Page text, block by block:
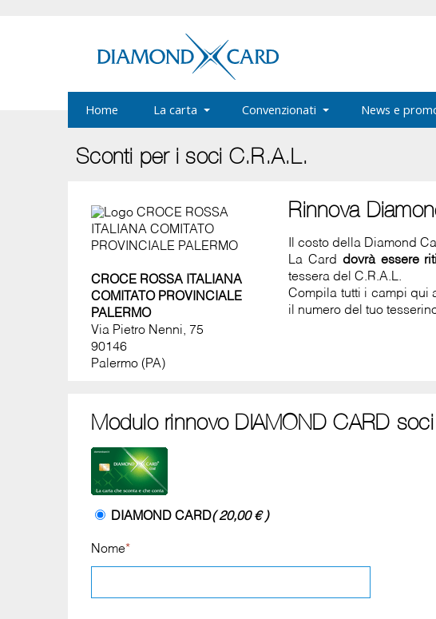
Home La carta Convenzionati News e
Sconti per i soci C.R.A.L.
CROCE ROSSA ITALIANA
COMITATO PROVINCIALE
PALERMO
Via Pietro Nenni, 75
90146
Palermo (PA)
Rinnova
Il costo della Diamond
La Card dovrà essere
tessera del C.R.A.L.
Compila tutti i campi qui
il numero del tuo
Modulo rinnovo DIAMOND CARD
DIAMOND CARD( 20,00 € )
Nome*